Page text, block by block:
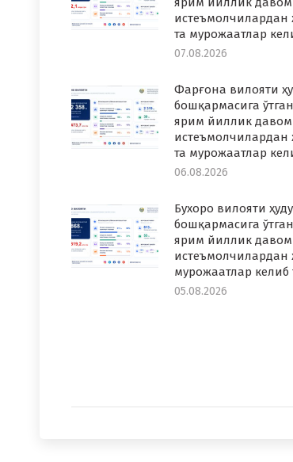
истеъмолчилардан
та мурожаатлар
07.08.2026
Фарғона вилояти
бошқармасига
ярим йиллик
истеъмолчилардан
та мурожаатлар
06.08.2026
Бухоро вилояти
бошқармасига
ярим йиллик
истеъмолчилардан
мурожаатлар келиб
05.08.2026